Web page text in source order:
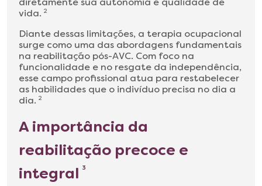
vida. 2
Diante dessas limitações, a terapia ocupacional
surge como uma das abordagens fundamentais
na reabilitação pós-AVC. Com foco na
funcionalidade e no resgate da independência,
esse campo profissional atua para restabelecer
as habilidades que o indivíduo precisa no dia a
dia. 2
A importância da
reabilitação precoce e
integral 3